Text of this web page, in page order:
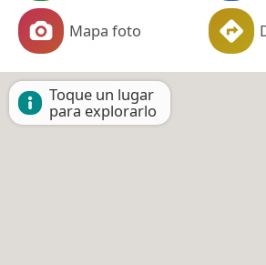
Mapa foto
Toque un lugar
para explorarlo